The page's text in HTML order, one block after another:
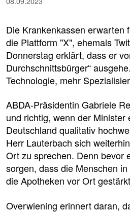
Die Krankenkassen erwarten
die Plattform "X", ehemals
Donnerstag erklärt, dass er
Durchschnittsbürger“
Technologie, mehr
ABDA-Präsidentin Gabriele
und richtig, wenn der
Deutschland qualitativ
Herr Lauterbach sich
Ort zu sprechen. Denn bevor
sorgen, dass die Menschen
die Apotheken vor Ort
Overwiening erinnert daran,